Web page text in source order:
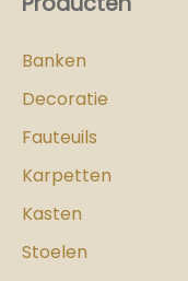
Banken
Decoratie
Fauteuils
Karpetten
Kasten
Stoelen